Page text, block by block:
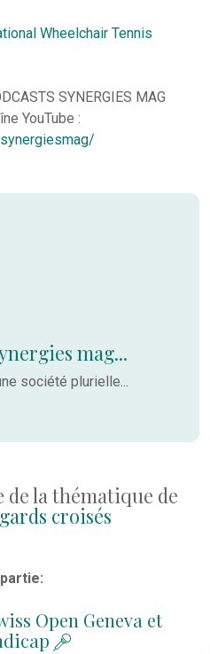
Wheelchair Tennis
SYNERGIES MAG
YouTube :
mag...
société plurielle...
la thématique de
croisés
Open Geneva et